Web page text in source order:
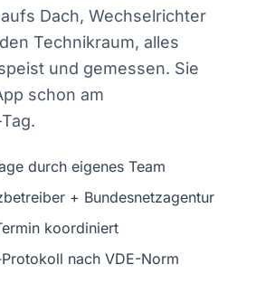
Dach, Wechselrichter
Technikraum, alles
und gemessen. Sie
schon am
durch eigenes Team
+ Bundesnetzagentur
koordiniert
nach VDE-Norm